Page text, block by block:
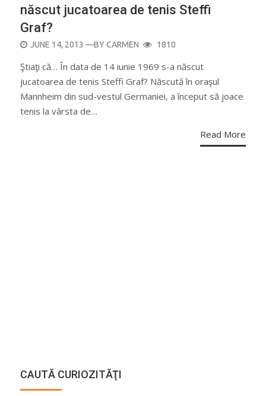
născut jucatoarea de tenis Steffi
Graf?
POSTED
JUNE 14, 2013 —BYCARMEN 1810
Ştiaţi că… În data de 14 iunie 1969 s-a născut
jucatoarea de tenis Steffi Graf? Născută în oraşul
Mannheim din sud-vestul Germaniei, a început să joace
tenis la vârsta de…
Read More
CAUTĂ CURIOZITĂŢI